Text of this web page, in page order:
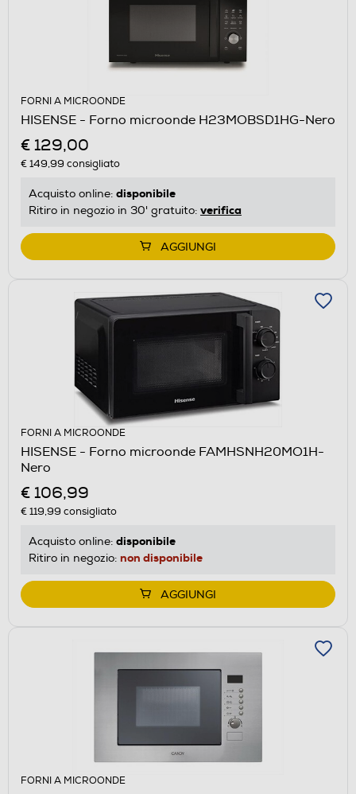
FORNI A MICROONDE
HISENSE - Forno microonde H23MOBSD1HG-Nero
€ 129,00
€ 149,99 consigliato
Acquisto online: disponibile
Ritiro in negozio in 30' gratuito: verifica
AGGIUNGI
FORNI A MICROONDE
HISENSE - Forno microonde FAMHSNH20MO1H-
Nero
€ 106,99
€ 119,99 consigliato
Acquisto online: disponibile
Ritiro in negozio: non disponibile
AGGIUNGI
FORNI A MICROONDE